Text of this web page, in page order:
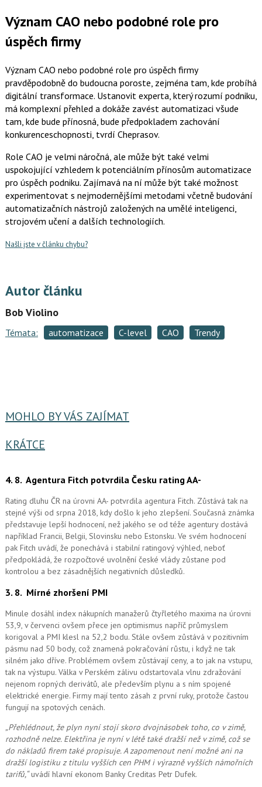
Význam CAO nebo podobné role pro
úspěch firmy
Význam CAO nebo podobné role pro úspěch firmy
pravděpodobně do budoucna poroste, zejména tam, kde probíhá
digitální transformace. Ustanovit experta, který rozumí podniku,
má komplexní přehled a dokáže zavést automatizaci všude
tam, kde bude přínosná, bude předpokladem zachování
konkurenceschopnosti, tvrdí Cheprasov.
Role CAO je velmi náročná, ale může být také velmi
uspokojující vzhledem k potenciálním přínosům automatizace
pro úspěch podniku. Zajímavá na ní může být také možnost
experimentovat s nejmodernějšími metodami včetně budování
automatizačních nástrojů založených na umělé inteligenci,
strojovém učení a dalších technologiích.
Našli jste v článku chybu?
Autor článku
Bob Violino
Témata: automatizace C-level CAO Trendy
MOHLO BY VÁS ZAJÍMAT
KRÁTCE
4. 8. Agentura Fitch potvrdila Česku rating AA-
Rating dluhu ČR na úrovni AA- potvrdila agentura Fitch. Zůstává tak na
stejné výši od srpna 2018, kdy došlo k jeho zlepšení. Současná známka
představuje lepší hodnocení, než jakého se od téže agentury dostává
například Francii, Belgii, Slovinsku nebo Estonsku. Ve svém hodnocení
pak Fitch uvádí, že ponechává i stabilní ratingový výhled, neboť
předpokládá, že rozpočtové uvolnění české vlády zůstane pod
kontrolou a bez zásadnějších negativních důsledků.
3. 8. Mírné zhoršení PMI
Minule dosáhl index nákupních manažerů čtyřletého maxima na úrovni
53,9, v červenci ovšem přece jen optimismus napříč průmyslem
korigoval a PMI klesl na 52,2 bodu. Stále ovšem zůstává v pozitivním
pásmu nad 50 body, což znamená pokračování růstu, i když ne tak
silném jako dříve. Problémem ovšem zůstávají ceny, a to jak na vstupu,
tak na výstupu. Válka v Perském zálivu odstartovala vlnu zdražování
nejenom ropných derivátů, ale především plynu a s ním spojené
elektrické energie. Firmy mají tento zásah z první ruky, protože častou
fungují na spotových cenách.
„Přehlédnout, že plyn nyní stojí skoro dvojnásobek toho, co v zimě,
rozhodně nelze. Elektřina je nyní v létě také dražší než v zimě, což se
do nákladů firem také propisuje. A zapomenout není možnéani na
dražší logistiku z titulu vyšších cen PHM i výrazně vyšších námořních
tarifů,“uvádí hlavní ekonom Banky Creditas Petr Dufek.